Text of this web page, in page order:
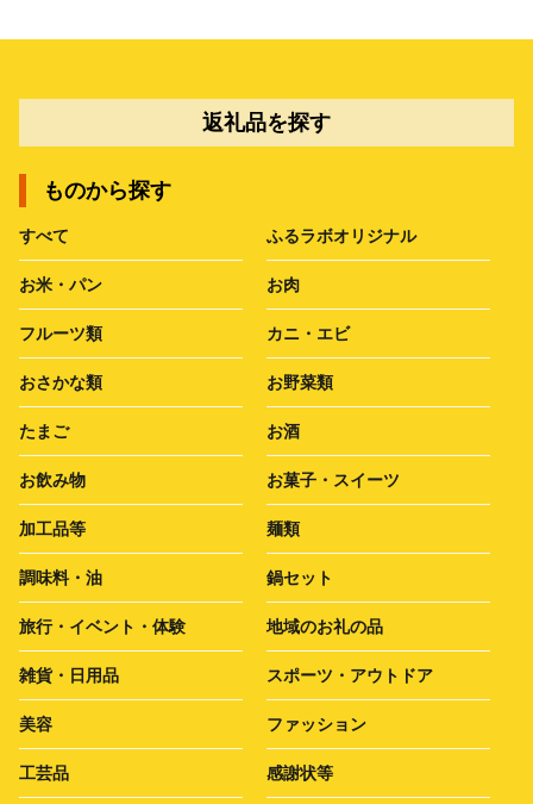
返礼品を探す
ものから探す
すべて ふるラボオリジナル
お米・パン お肉
フルーツ類 カニ・エビ
おさかな類 お野菜類
たまご お酒
お飲み物 お菓子・スイーツ
加工品等 麺類
調味料・油 鍋セット
旅行・イベント・体験 地域のお礼の品
雑貨・日用品 スポーツ・アウトドア
美容 ファッション
工芸品 感謝状等